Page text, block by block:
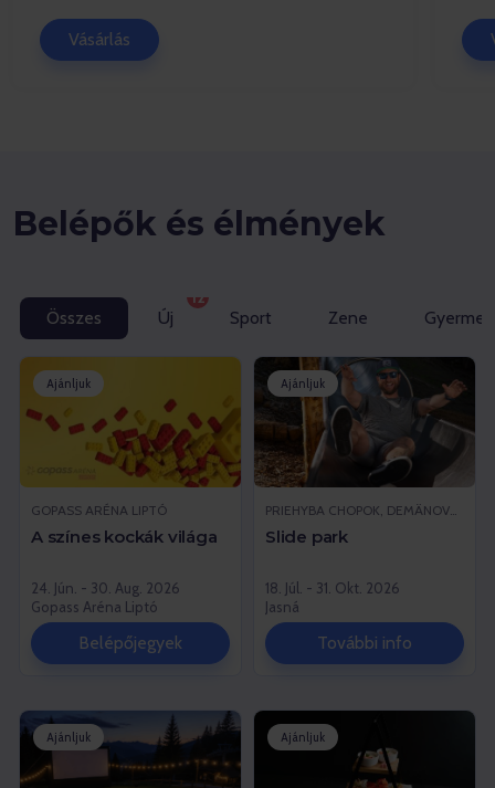
Vásárlás
Belépők és élmények
Összes Új
12
Sport Zene
Ajánljuk
GOPASS ARÉNA LIPTÓ
A színes kockák világa
24. Jún. - 30. Aug. 2026
Gopass Aréna Liptó
Belépőjegyek
Ajánljuk
PRIEHYBA CHOPOK, DEMÄNOVSKÁ DOLINA
Slide park
18. Júl. - 31. Okt. 2026
Jasná
További info
Ajánljuk Ajánljuk